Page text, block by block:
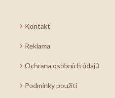
Kontakt
Reklama
Ochrana osobních údajů
Podmínky použití